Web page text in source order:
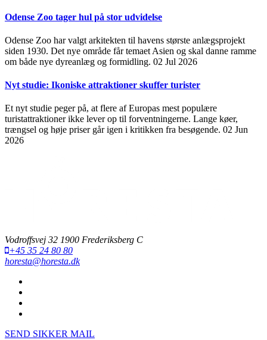
Odense Zoo tager hul på stor udvidelse
Odense Zoo har valgt arkitekten til havens største anlægsprojekt
siden 1930. Det nye område får temaet Asien og skal danne ramme
om både nye dyreanlæg og formidling. 02 Jul 2026
Nyt studie: Ikoniske attraktioner skuffer turister
Et nyt studie peger på, at flere af Europas mest populære
turistattraktioner ikke lever op til forventningerne. Lange køer,
trængsel og høje priser går igen i kritikken fra besøgende. 02 Jun
2026
Vodroffsvej 32 1900 Frederiksberg C
+45 35 24 80 80
horesta@horesta.dk
SEND SIKKER MAIL